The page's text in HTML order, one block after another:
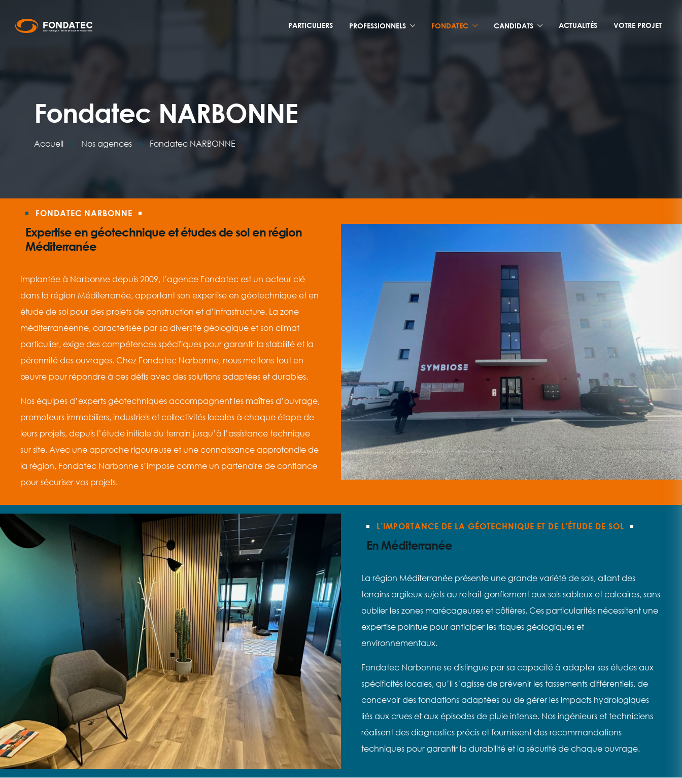
PARTICULIERS PROFESSIONNELS FONDATEC CANDIDATS ACTUALITÉS VOTRE PROJET
Fondatec NARBONNE
Accueil Nos agences Fondatec NARBONNE
FONDATEC NARBONNE
Expertise en géotechnique et études de sol en région
Méditerranée
Implantée à Narbonne depuis 2009, l’agence Fondatec est un acteur clé
dans la région Méditerranée, apportant son expertise en géotechnique et en
étude de sol pour des projets de construction et d’infrastructure. La zone
méditerranéenne, caractérisée par sa diversité géologique et son climat
particulier, exige des compétences spécifiques pour garantir la stabilité et la
pérennité des ouvrages. Chez Fondatec Narbonne, nous mettons tout en
œuvre pour répondre à ces défis avec des solutions adaptées et durables.
Nos équipes d’experts géotechniques accompagnent les maîtres d’ouvrage,
promoteurs immobiliers, industriels et collectivités locales à chaque étape de
leurs projets, depuis l’étude initiale du terrain jusqu’à l’assistance technique
sur site. Avec une approche rigoureuse et une connaissance approfondie de
la région, Fondatec Narbonne s’impose comme un partenaire de confiance
pour sécuriser vos projets.
L’IMPORTANCE DE LA GÉOTECHNIQUE ET DE L’ÉTUDE DE SOL
En Méditerranée
La région Méditerranée présente une grande variété de sols, allant des
terrains argileux sujets au retrait-gonflement aux sols sableux et calcaires, sans
oublier les zones marécageuses et côtières. Ces particularités nécessitent une
expertise pointue pour anticiper les risques géologiques et
environnementaux.
Fondatec Narbonne se distingue par sa capacité à adapter ses études aux
spécificités locales, qu’il s’agisse de prévenir les tassements différentiels, de
concevoir des fondations adaptées ou de gérer les impacts hydrologiques
liés aux crues et aux épisodes de pluie intense. Nos ingénieurs et techniciens
réalisent des diagnostics précis et fournissent des recommandations
techniques pour garantir la durabilité et la sécurité de chaque ouvrage.